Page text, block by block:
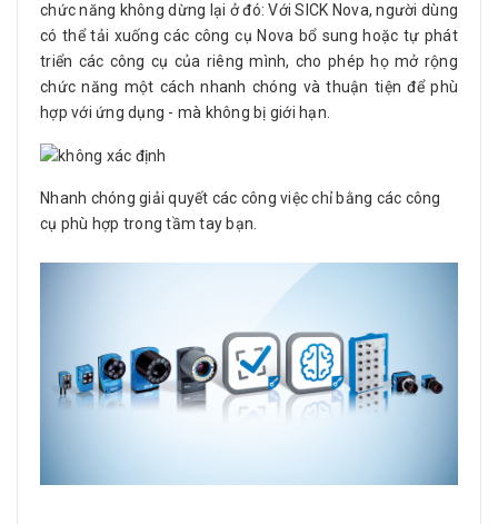
chức năng không dừng lại ở đó: Với SICK Nova, người dùng
có thể tải xuống các công cụ Nova bổ sung hoặc tự phát
triển các công cụ của riêng mình, cho phép họ mở rộng
chức năng một cách nhanh chóng và thuận tiện để phù
hợp với ứng dụng - mà không bị giới hạn.
Nhanh chóng giải quyết các công việc chỉ bằng các công
cụ phù hợp trong tầm tay bạn.